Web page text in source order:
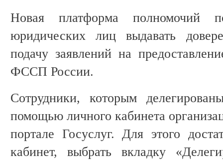
Новая платформа полномочий
юридических лиц выдавать
подачу заявлений на
ФССП России.
Сотрудники, которым
помощью личного кабинета
портале Госуслуг. Для этого
кабинет, выбрать вкладку